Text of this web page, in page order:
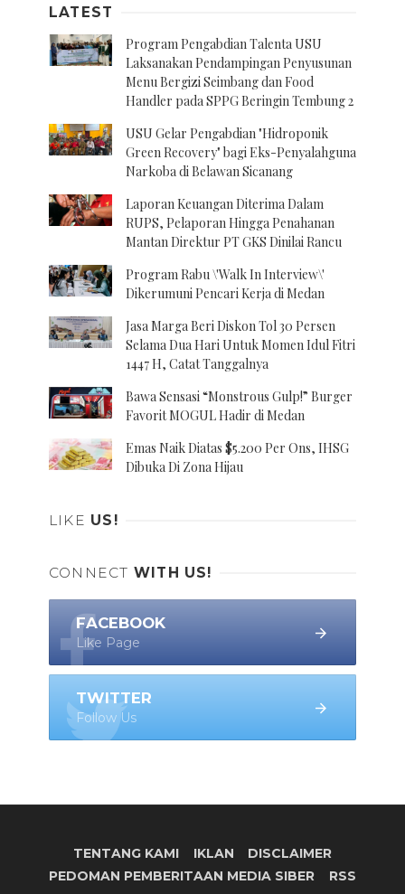
LATEST
Program Pengabdian Talenta USU
Laksanakan Pendampingan Penyusunan
Menu Bergizi Seimbang dan Food
Handler pada SPPG Beringin Tembung 2
USU Gelar Pengabdian "Hidroponik
Green Recovery" bagi Eks-Penyalahguna
Narkoba di Belawan Sicanang
Laporan Keuangan Diterima Dalam
RUPS, Pelaporan Hingga Penahanan
Mantan Direktur PT GKS Dinilai Rancu
Program Rabu \'Walk In Interview\'
Dikerumuni Pencari Kerja di Medan
Jasa Marga Beri Diskon Tol 30 Persen
Selama Dua Hari Untuk Momen Idul Fitri
1447 H, Catat Tanggalnya
Bawa Sensasi “Monstrous Gulp!” Burger
Favorit MOGUL Hadir di Medan
Emas Naik Diatas $5.200 Per Ons, IHSG
Dibuka Di Zona Hijau
LIKE US!
CONNECT WITH US!
FACEBOOK
Like Page
TWITTER
Follow Us
TENTANG KAMI IKLAN
DISCLAIMER
PEDOMAN PEMBERITAAN MEDIA SIBER
RSS